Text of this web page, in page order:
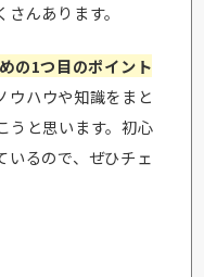
んあります。
の1つ目のポイント
ウハウや知識をまと
うと思います。初心
いるので、ぜひチェ